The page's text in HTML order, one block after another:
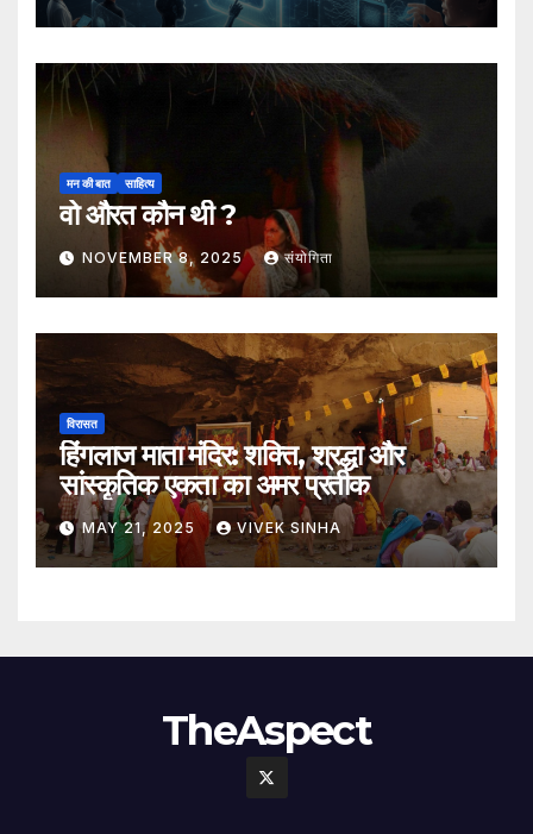
मन की बात साहित्य
वो औरत कौन थी ?
NOVEMBER 8, 2025 संयोगिता
विरासत
हिंगलाज माता मंदिर: शक्ति, श्रद्धा और
सांस्कृतिक एकता का अमर प्रतीक
MAY 21, 2025 VIVEK SINHA
TheAspect